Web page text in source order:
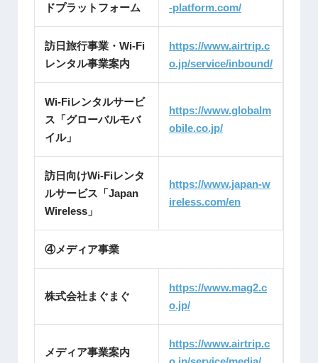
ドプラットフォーム
-platform.com/
訪日旅行事業・Wi-Fi
レンタル事業案内
https://www.airtrip.c
o.jp/service/inbound/
Wi-Fiレンタルサービ
ス「グローバルモバ
イル」
https://www.globalm
obile.co.jp/
訪日向けWi-Fiレンタ
ルサービス「Japan
Wireless」
https://www.japan-w
ireless.com/en
④メディア事業
株式会社まぐまぐ
https://www.mag2.c
o.jp/
メディア事業案内
https://www.airtrip.c